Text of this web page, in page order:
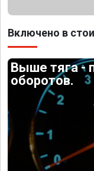
Включено в
Выше тяга -
оборотов.